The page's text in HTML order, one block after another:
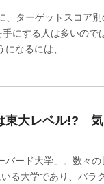
ターゲットスコア別
にする人は多いので
になるには、...
東大レベル!?
ード大学」。数々の
る大学であり、バラ